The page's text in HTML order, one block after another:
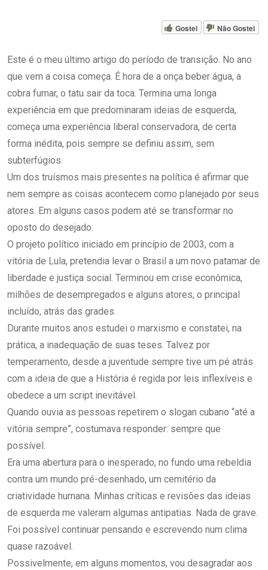
Email
Gostei Não Gostei
Este é o meu último artigo do período de transição. No ano
que vem a coisa começa. É hora de a onça beber água, a
cobra fumar, o tatu sair da toca. Termina uma longa
experiência em que predominaram ideias de esquerda,
começa uma experiência liberal conservadora, de certa
forma inédita, pois sempre se definiu assim, sem
subterfúgios.
Um dos truísmos mais presentes na política é afirmar que
nem sempre as coisas acontecem como planejado por seus
atores. Em alguns casos podem até se transformar no
oposto do desejado.
O projeto político iniciado em princípio de 2003, com a
vitória de Lula, pretendia levar o Brasil a um novo patamar de
liberdade e justiça social. Terminou em crise econômica,
milhões de desempregados e alguns atores, o principal
incluído, atrás das grades.
Durante muitos anos estudei o marxismo e constatei, na
prática, a inadequação de suas teses. Talvez por
temperamento, desde a juventude sempre tive um pé atrás
com a ideia de que a História é regida por leis inflexíveis e
obedece a um script inevitável.
Quando ouvia as pessoas repetirem o slogan cubano “até a
vitória sempre”, costumava responder: sempre que
possível.
Era uma abertura para o inesperado, no fundo uma rebeldia
contra um mundo pré-desenhado, um cemitério da
criatividade humana. Minhas críticas e revisões das ideias
de esquerda me valeram algumas antipatias. Nada de grave.
Foi possível continuar pensando e escrevendo num clima
quase razoável.
Possivelmente, em alguns momentos, vou desagradar aos